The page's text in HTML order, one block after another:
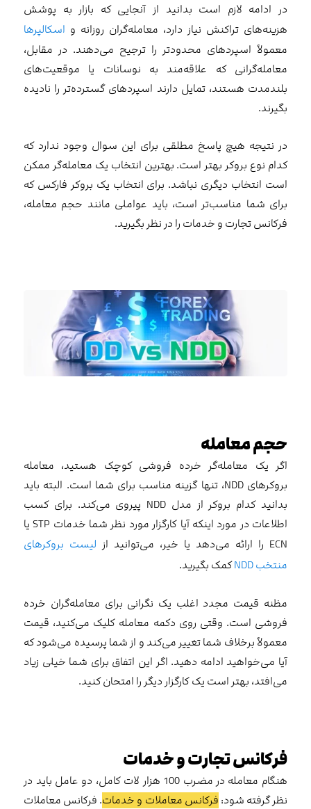
در ادامه لازم است بدانید از آنجایی که بازار به پوشش
هزینه‌های تراکنش نیاز دارد، معامله‌گران روزانه و اسکالپرها
معمولاً اسپردهای محدودتر را ترجیح می‌دهند. در مقابل،
معامله‌گرانی که علاقه‌مند به نوسانات یا موقعیت‌های
بلندمدت هستند، تمایل دارند اسپردهای گسترده‌تر را نادیده
بگیرند.
در نتیجه هیچ پاسخ مطلقی برای این سوال وجود ندارد که
کدام نوع بروکر بهتر است. بهترین انتخاب یک معامله‌گر ممکن
است انتخاب دیگری نباشد. برای انتخاب یک بروکر فارکس که
برای شما مناسب‌تر است، باید عواملی مانند حجم معامله،
فرکانس تجارت و خدمات را در نظر بگیرید.
حجم معامله
اگر یک معامله‌گر خرده فروشی کوچک هستید، معامله
بروکرهای NDD، تنها گزینه مناسب برای شما است. البته باید
بدانید کدام بروکر از مدل NDD پیروی می‌کند. برای کسب
اطلاعات در مورد اینکه آیا کارگزار مورد نظر شما خدمات STP یا
ECN را ارائه می‌دهد یا خیر، می‌توانید از
لیست بروکرهای
منتخب NDD
کمک بگیرید.
مظنه قیمت مجدد اغلب یک نگرانی برای معامله‌گران خرده
فروشی است. وقتی روی دکمه معامله کلیک می‌کنید، قیمت
معمولاً برخلاف شما تغییر می‌کند و از شما پرسیده می‌شود که
آیا می‌خواهید ادامه دهید. اگر این اتفاق برای شما خیلی زیاد
می‌افتد، بهتر است یک کارگزار دیگر را امتحان کنید.
فرکانس تجارت و خدمات
هنگام معامله در مضرب 100 هزار لات کامل، دو عامل باید در
نظر گرفته شود: فرکانس معاملات و خدمات. فرکانس معاملات